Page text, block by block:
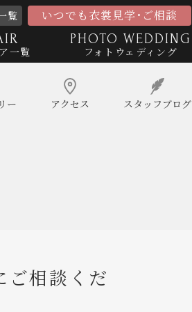
覧 いつでも衣裳見学･ご相談
一覧
PHOTO WEDDING
フォトウェディング
ー アクセス スタッフ ブログ
ご相談くだ